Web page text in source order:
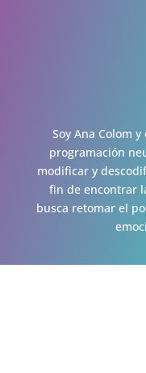
Soy Ana Colom
programación
modificar y
fin de encontrar
busca retomar el